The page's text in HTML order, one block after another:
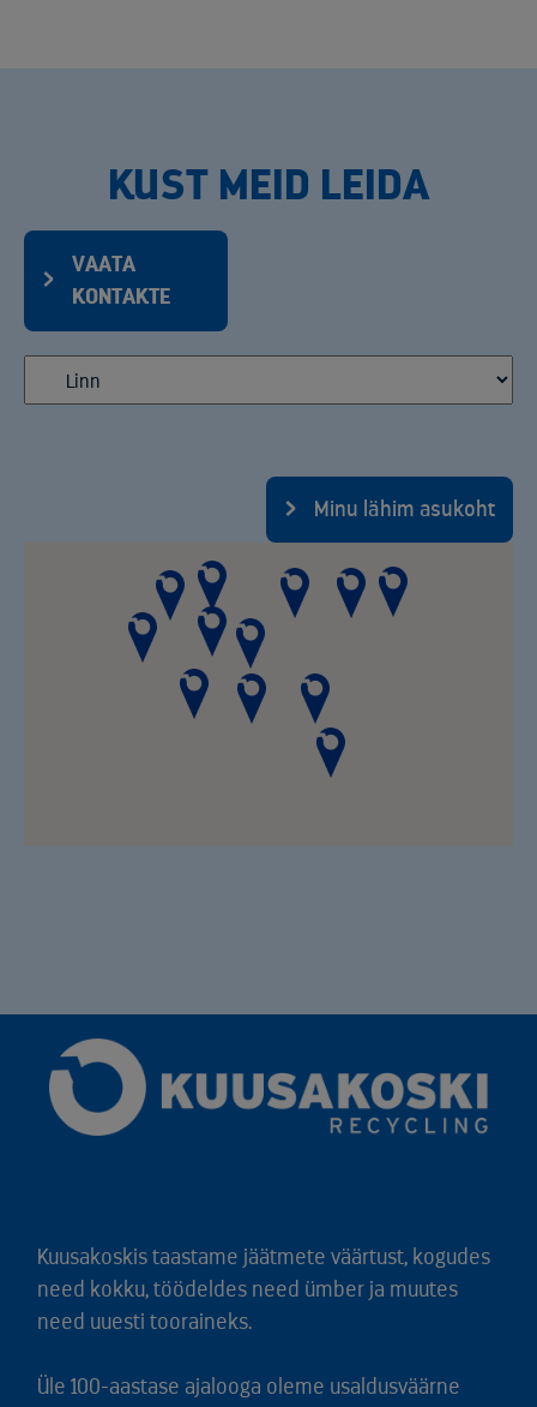
KUST MEID LEIDA
VAATA
KONTAKTE
Minu lähim asukoht
Kuusakoskis taastame jäätmete väärtust, kogudes
need kokku, töödeldes need ümber ja muutes
need uuesti tooraineks.
Üle 100-aastase ajalooga oleme usaldusväärne